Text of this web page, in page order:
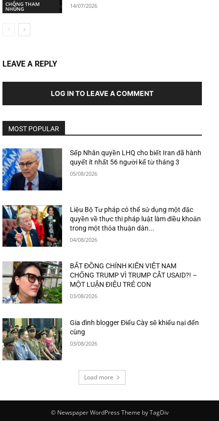
CHỐNG THAM
NHŨNG 14/07/2026
LEAVE A REPLY
LOG IN TO LEAVE A COMMENT
MOST POPULAR
Sếp Nhân quyền LHQ cho biết Iran đã hành
quyết ít nhất 56 người kể từ tháng 3
05/08/2026
Liệu Bộ Tư pháp có thể sử dụng một đặc
quyền về thực thi pháp luật làm điều khoản
trong một thỏa thuận dàn...
04/08/2026
BẤT ĐỒNG CHÍNH KIẾN VIỆT NAM
CHỐNG TRUMP VÌ TRUMP CẮT USAID?! –
MỘT LUẬN ĐIỆU TRẺ CON
03/08/2026
Gia đình blogger Điếu Cày sẽ khiếu nại đến
cùng
03/08/2026
Load more
© Newspaper WordPress Theme by TagDiv